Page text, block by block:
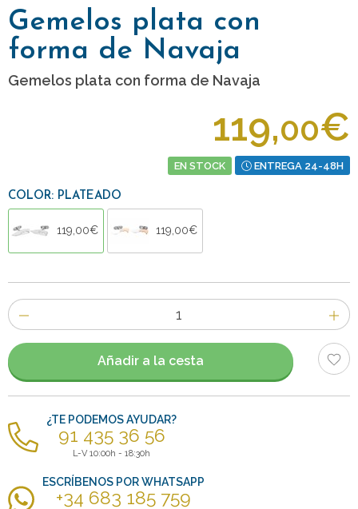
Gemelos plata con
forma de Navaja
Gemelos plata con forma de Navaja
119,00€
EN STOCK ENTREGA 24-48H
COLOR: PLATEADO
119,00€ 119,00€
Número
de
artículos
Añadir a la cesta
¿TE PODEMOS AYUDAR?
91 435 36 56
L-V 10:00h - 18:30h
ESCRÍBENOS POR WHATSAPP
+34 683 185 759